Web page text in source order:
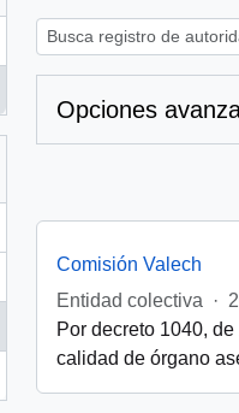
Opciones
Comisión Valech
Entidad colectiva
·
Por decreto 1040,
calidad de órgano